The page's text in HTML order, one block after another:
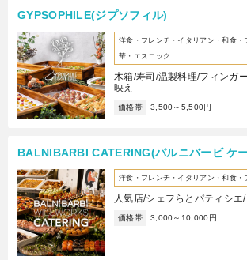
GYPSOPHILE(ジプソフィル)
洋食・フレンチ・イタリアン・和食・
華・エスニック
木箱/寿司/温製料理/フィンガ
映え
価格帯 3,500～5,500円
BALNIBARBI CATERING(バルニバービ ケ
洋食・フレンチ・イタリアン・和食・
人気店/シェフらとパティシ
価格帯 3,000～10,000円